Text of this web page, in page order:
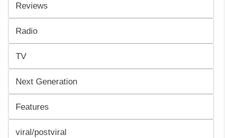
Reviews
Radio
TV
Next Generation
Features
viral/postviral